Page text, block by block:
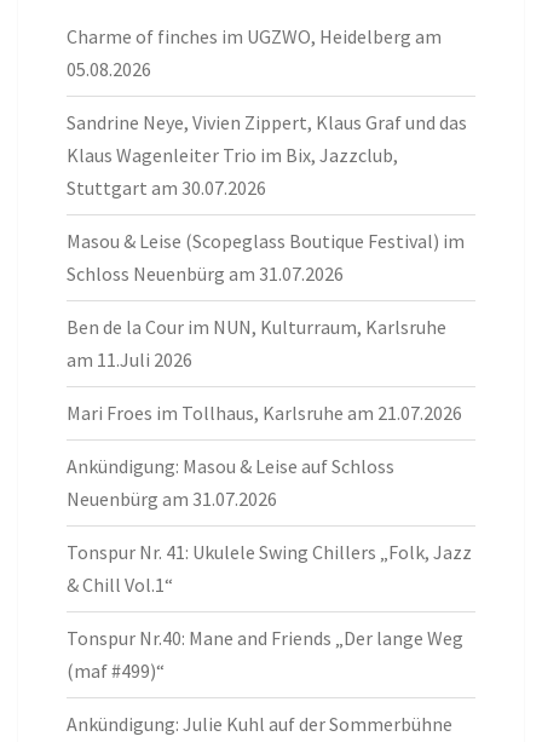
Charme of finches im UGZWO, Heidelberg am
05.08.2026
Sandrine Neye, Vivien Zippert, Klaus Graf und das
Klaus Wagenleiter Trio im Bix, Jazzclub,
Stuttgart am 30.07.2026
Masou & Leise (Scopeglass Boutique Festival) im
Schloss Neuenbürg am 31.07.2026
Ben de la Cour im NUN, Kulturraum, Karlsruhe
am 11.Juli 2026
Mari Froes im Tollhaus, Karlsruhe am 21.07.2026
Ankündigung: Masou & Leise auf Schloss
Neuenbürg am 31.07.2026
Tonspur Nr. 41: Ukulele Swing Chillers „Folk, Jazz
& Chill Vol.1“
Tonspur Nr.40: Mane and Friends „Der lange Weg
(maf #499)“
Ankündigung: Julie Kuhl auf der Sommerbühne